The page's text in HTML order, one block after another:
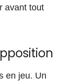
avant tout
en jeu. Un